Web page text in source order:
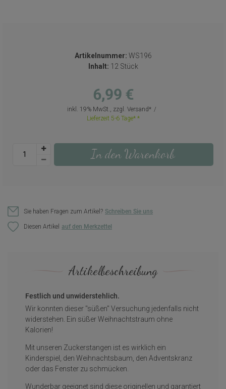
Artikelnummer: WS196
Inhalt: 12 Stück
6,99 €
inkl. 19% MwSt., zzgl. Versand
Lieferzeit 5-6 Tage*
In den Warenkorb
Sie haben Fragen zum Artikel? Schreiben Sie uns
Diesen Artikel
Artikelbeschreibung
Festlich und unwiderstehlich.
Wir konnten dieser "süßen" Versuchung jedenfalls nicht
widerstehen. Ein süßer Weihnachtstraum ohne
Kalorien!
Mit unseren Zuckerstangen ist es wirklich ein
Kinderspiel, den Weihnachtsbaum, den Adventskranz
oder das Fenster zu schmücken.
Wunderbar geeignet sind diese originellen und garantiert